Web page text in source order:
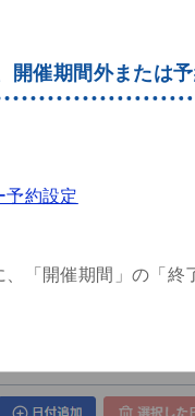
開催期間外または
予約設定
「開催期間」の「終